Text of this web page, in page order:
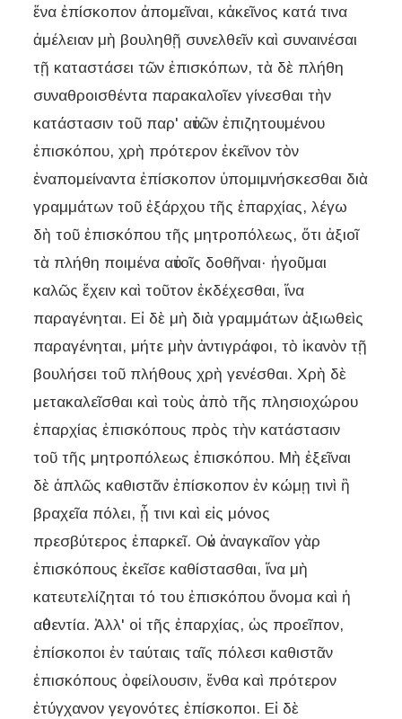
ἕνα ἐπίσκοπον ἀπομεῖναι, κἀκεῖνος κατά τινα
ἀμέλειαν μὴ βουληθῇ συνελθεῖν καὶ συναινέσαι
τῇ καταστάσει τῶν ἐπισκόπων, τὰ δὲ πλήθη
συναθροισθέντα παρακαλοῖεν γίνεσθαι τὴν
κατάστασιν τοῦ παρ' αὐτῶν ἐπιζητουμένου
ἐπισκόπου, χρὴ πρότερον ἐκεῖνον τὸν
ἐναπομείναντα ἐπίσκοπον ὑπομιμνήσκεσθαι διὰ
γραμμάτων τοῦ ἐξάρχου τῆς ἐπαρχίας, λέγω
δὴ τοῦ ἐπισκόπου τῆς μητροπόλεως, ὅτι ἀξιοῖ
τὰ πλήθη ποιμένα αὐτοῖς δοθῆναι· ἡγοῦμαι
καλῶς ἔχειν καὶ τοῦτον ἐκδέχεσθαι, ἵνα
παραγένηται. Εἰ δὲ μὴ διὰ γραμμάτων ἀξιωθεὶς
παραγένηται, μήτε μὴν ἀντιγράφοι, τὸ ἱκανὸν τῇ
βουλήσει τοῦ πλήθους χρὴ γενέσθαι. Χρὴ δὲ
μετακαλεῖσθαι καὶ τοὺς ἀπὸ τῆς πλησιοχώρου
ἐπαρχίας ἐπισκόπους πρὸς τὴν κατάστασιν
τοῦ τῆς μητροπόλεως ἐπισκόπου. Μὴ ἐξεῖναι
δὲ ἁπλῶς καθιστᾶν ἐπίσκοπον ἐν κώμῃ τινὶ ἢ
βραχεῖα πόλει, ᾗ τινι καὶ εἰς μόνος
πρεσβύτερος ἐπαρκεῖ. Οὐκ ἀναγκαῖον γὰρ
ἐπισκόπους ἐκεῖσε καθίστασθαι, ἵνα μὴ
κατευτελίζηται τό του ἐπισκόπου ὄνομα καὶ ἡ
αὐθεντία. Ἀλλ' οἱ τῆς ἐπαρχίας, ὡς προεῖπον,
ἐπίσκοποι ἐν ταύταις ταῖς πόλεσι καθιστᾶν
ἐπισκόπους ὀφείλουσιν, ἔνθα καὶ πρότερον
ἐτύγχανον γεγονότες ἐπίσκοποι. Εἰ δὲ